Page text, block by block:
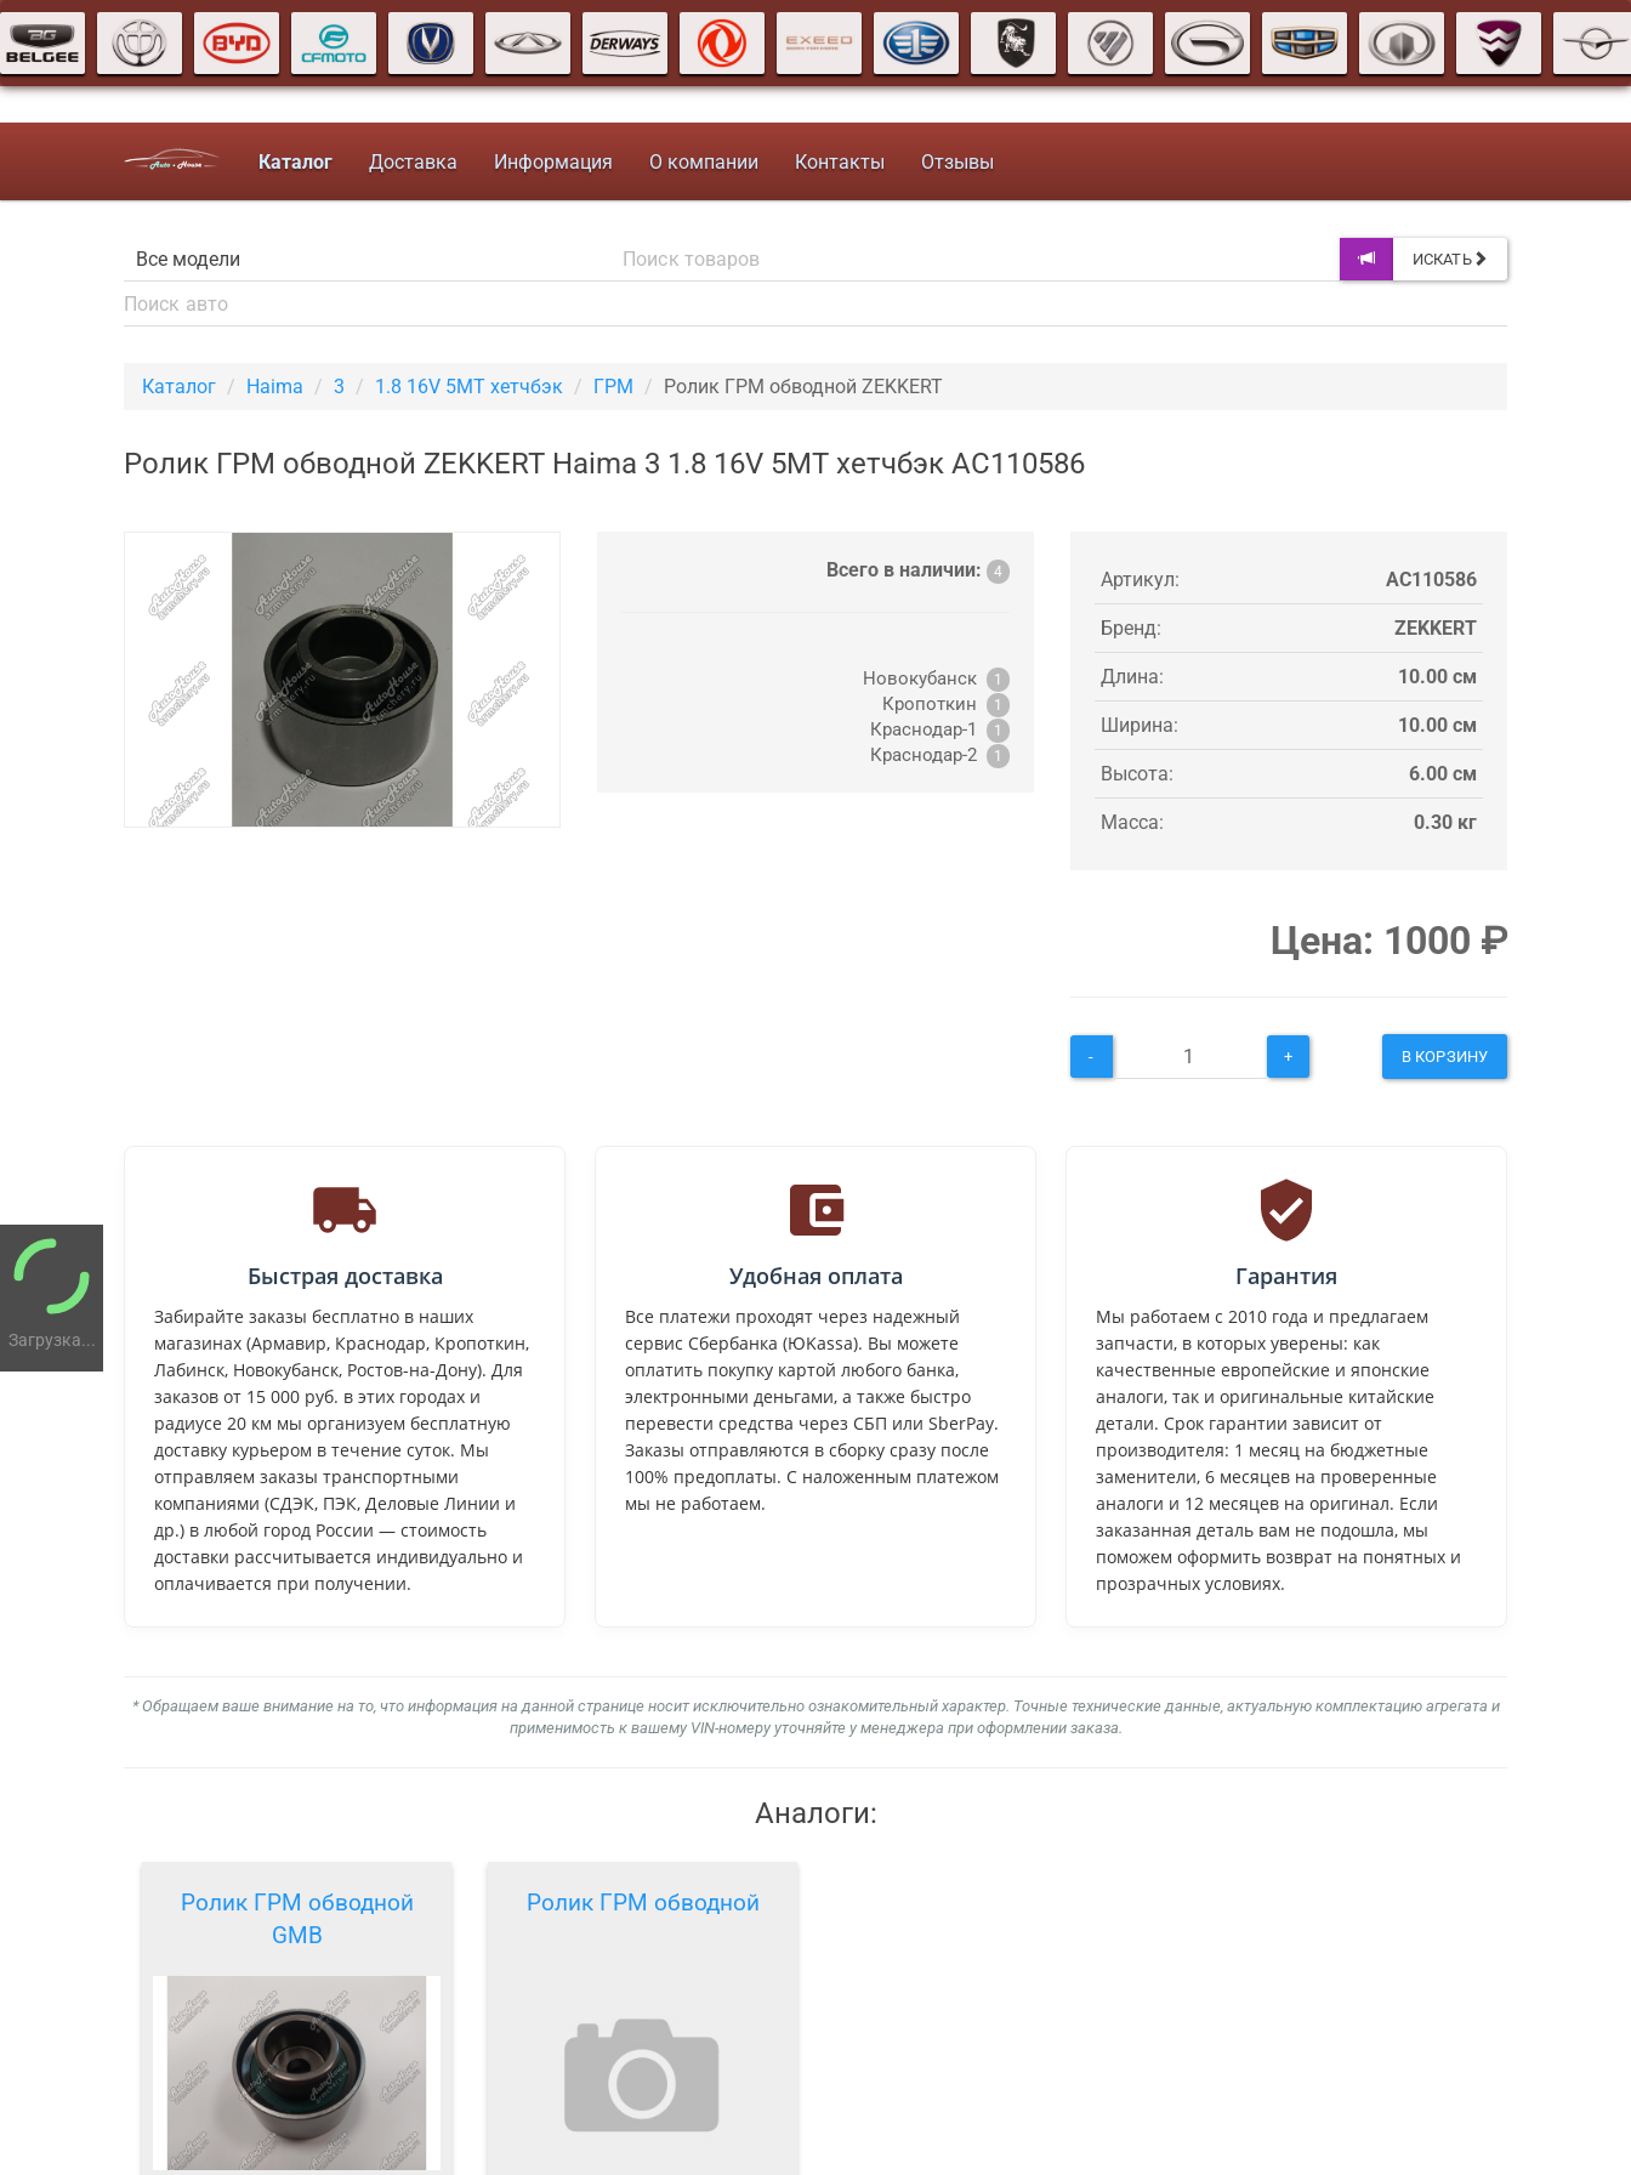
Загрузка...
Каталог Доставка Информация О компании Контакты Отзывы
ИСКАТЬ
Каталог Haima 3 1.8 16V 5MT хетчбэк ГРМ Ролик ГРМ обводной ZEKKERT
Ролик ГРМ обводной ZEKKERT Haima 3 1.8 16V 5MT хетчбэк AC110586
Всего в наличии: 4
Новокубанск 1
Кропоткин 1
Краснодар-1 1
Краснодар-2 1
Артикул: AC110586
Бренд: ZEKKERT
Длина: 10.00 см
Ширина: 10.00 см
Высота: 6.00 см
Масса: 0.30 кг
Цена: 1000 ₽
- + В КОРЗИНУ
Быстрая доставка
Забирайте заказы бесплатно в наших
магазинах (Армавир, Краснодар, Кропоткин,
Лабинск, Новокубанск, Ростов-на-Дону). Для
заказов от 15 000 руб. в этих городах и
радиусе 20 км мы организуем бесплатную
доставку курьером в течение суток. Мы
отправляем заказы транспортными
компаниями (СДЭК, ПЭК, Деловые Линии и
др.) в любой город России — стоимость
доставки рассчитывается индивидуально и
оплачивается при получении.
Удобная оплата
Все платежи проходят через надежный
сервис Сбербанка (ЮKassa). Вы можете
оплатить покупку картой любого банка,
электронными деньгами, а также быстро
перевести средства через СБП или SberPay.
Заказы отправляются в сборку сразу после
100% предоплаты. С наложенным платежом
мы не работаем.
Гарантия
Мы работаем с 2010 года и предлагаем
запчасти, в которых уверены: как
качественные европейские и японские
аналоги, так и оригинальные китайские
детали. Срок гарантии зависит от
производителя: 1 месяц на бюджетные
заменители, 6 месяцев на проверенные
аналоги и 12 месяцев на оригинал. Если
заказанная деталь вам не подошла, мы
поможем оформить возврат на понятных и
прозрачных условиях.
* Обращаем ваше внимание на то, что информация на данной странице носит исключительно ознакомительный характер. Точные технические данные, актуальную комплектацию агрегата и
применимость к вашему VIN-номеру уточняйте у менеджера при оформлении заказа.
Аналоги:
Ролик ГРМ обводной
GMB
Ролик ГРМ обводной